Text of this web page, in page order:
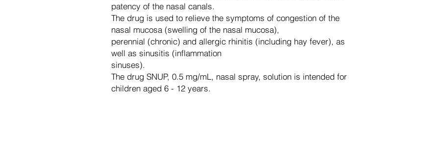
patency of the nasal canals.
The drug is used to relieve the symptoms of congestion of the
nasal mucosa (swelling of the nasal mucosa),
perennial (chronic) and allergic rhinitis (including hay fever), as
well as sinusitis (inflammation
sinuses).
The drug SNUP, 0.5 mg/mL, nasal spray, solution is intended for
children aged 6 - 12 years.